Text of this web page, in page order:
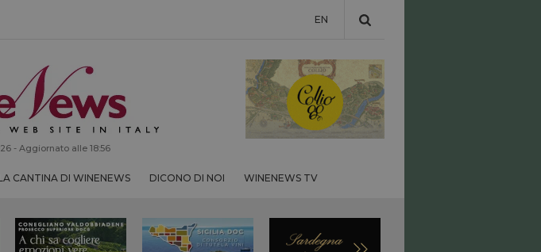
EN
- Aggiornato alle 18:56
CANTINA DI WINENEWS DICONO DI NOI WINENEWS TV